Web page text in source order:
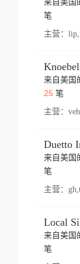
来自美国
笔
主营：
来自美国
25笔
主营：
来自美国
笔
主营：
Local
来自美国
笔